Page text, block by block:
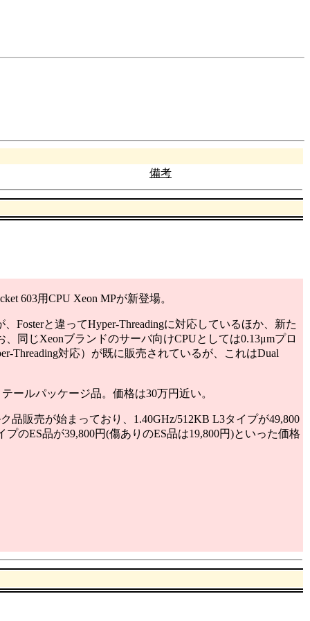
備考
603用CPU Xeon MPが新登場。
Fosterと違ってHyper-Threadingに対応しているほか、新た
同じXeonブランドのサーバ向けCPUとしては0.13μmプロ
Threading対応）が既に販売されているが、これはDual
ルパッケージ品。価格は30万円近い。
品販売が始まっており、1.40GHz/512KB L3タイプが49,800
のES品が39,800円(傷ありのES品は19,800円)といった価格